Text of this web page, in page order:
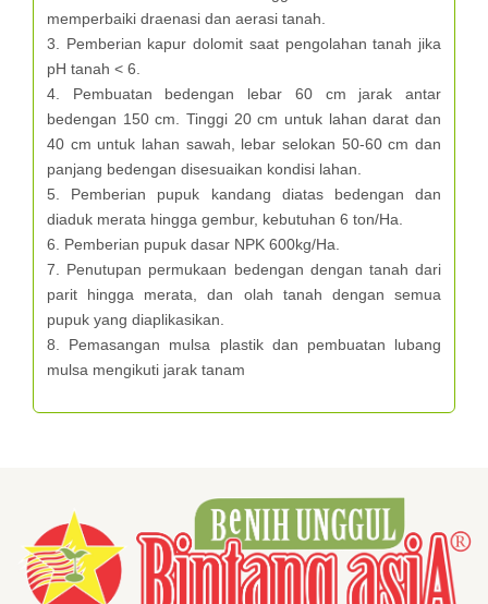
memperbaiki draenasi dan aerasi tanah.
3. Pemberian kapur dolomit saat pengolahan tanah jika
pH tanah < 6.
4. Pembuatan bedengan lebar 60 cm jarak antar
bedengan 150 cm. Tinggi 20 cm untuk lahan darat dan
40 cm untuk lahan sawah, lebar selokan 50-60 cm dan
panjang bedengan disesuaikan kondisi lahan.
5. Pemberian pupuk kandang diatas bedengan dan
diaduk merata hingga gembur, kebutuhan 6 ton/Ha.
6. Pemberian pupuk dasar NPK 600kg/Ha.
7. Penutupan permukaan bedengan dengan tanah dari
parit hingga merata, dan olah tanah dengan semua
pupuk yang diaplikasikan.
8. Pemasangan mulsa plastik dan pembuatan lubang
mulsa mengikuti jarak tanam